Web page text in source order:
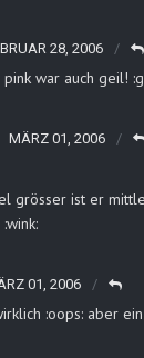
28, 2006
pink war auch geil!
MÄRZ 01, 2006
grösser ist er
01, 2006
:oops: aber